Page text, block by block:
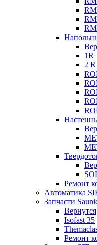
1R
2 R
Ремонт
Автоматика
Запчасти
Вернутся
Isofast 35
Ремонт